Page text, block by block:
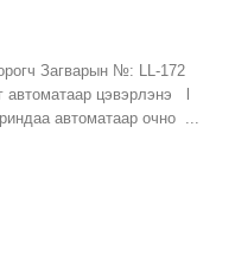
Загварын №: LL-172
цэвэрлэнэ l
автоматаар очно ...